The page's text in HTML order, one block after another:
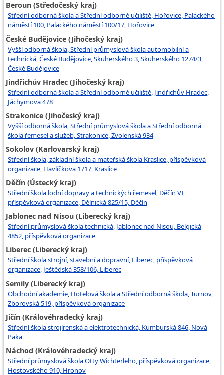
Beroun (Středočeský kraj)
Střední odborná škola a Střední odborné učiliště, Hořovice, Palackého
náměstí 100, Palackého náměstí 100/17, Hořovice
České Budějovice (Jihočeský kraj)
Vyšší odborná škola, Střední průmyslová škola automobilní a
technická, České Budějovice, Skuherského 3, Skuherského 1274/3,
České Budějovice
Jindřichův Hradec (Jihočeský kraj)
Střední odborná škola a Střední odborné učiliště, Jindřichův Hradec,
Jáchymova 478
Strakonice (Jihočeský kraj)
Vyšší odborná škola, Střední průmyslová škola a Střední odborná
škola řemesel a služeb, Strakonice, Zvolenská 934
Sokolov (Karlovarský kraj)
Střední škola, základní škola a mateřská škola Kraslice, příspěvková
organizace, Havlíčkova 1717, Kraslice
Děčín (Ústecký kraj)
Střední škola lodní dopravy a technických řemesel, Děčín VI,
příspěvková organizace, Dělnická 825/15, Děčín
Jablonec nad Nisou (Liberecký kraj)
Střední průmyslová škola technická, Jablonec nad Nisou, Belgická
4852, příspěvková organizace
Liberec (Liberecký kraj)
Střední škola strojní, stavební a dopravní, Liberec, příspěvková
organizace, Ještědská 358/106, Liberec
Semily (Liberecký kraj)
Obchodní akademie, Hotelová škola a Střední odborná škola, Turnov,
Zborovská 519, příspěvková organizace
Jičín (Královéhradecký kraj)
Střední škola strojírenská a elektrotechnická, Kumburská 846, Nová
Paka
Náchod (Královéhradecký kraj)
Střední průmyslová škola Otty Wichterleho, příspěvková organizace,
Hostovského 910, Hronov